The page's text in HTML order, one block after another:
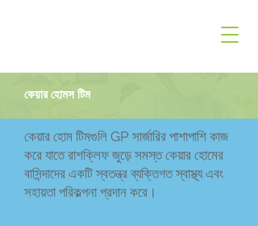
কেয়ার হোমস টিম
কেয়ার হোম টিমগুলি GP সার্জারির পাশাপাশি কাজ
করে যাতে রাশক্লিফ জুড়ে সমস্ত কেয়ার হোমের
বাসিন্দাদের একটি স্বতন্ত্র ব্যক্তিগত স্বাস্থ্য এবং
সহায়তা পরিকল্পনা প্রদান করে।